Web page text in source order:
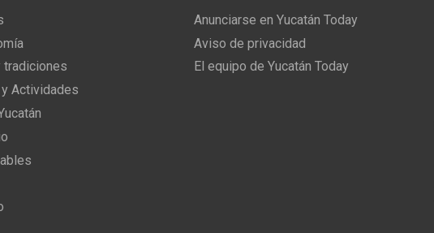
tradiciones
Actividades
Anunciarse en Yucatán Today
Aviso de privacidad
El equipo de Yucatán Today